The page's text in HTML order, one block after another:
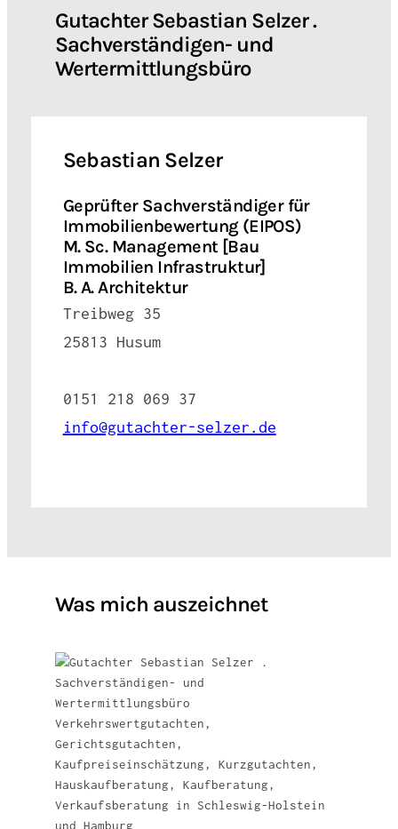
Gutachter Sebastian Selzer .
Sachverständigen- und
Wertermittlungsbüro
Sebastian Selzer
Geprüfter Sachverständiger für
Immobilienbewertung (EIPOS)
M. Sc. Management [Bau
Immobilien Infrastruktur]
B. A. Architektur
Treibweg 35
25813 Husum
0151 218 069 37
info@gutachter-selzer.de
Was mich auszeichnet